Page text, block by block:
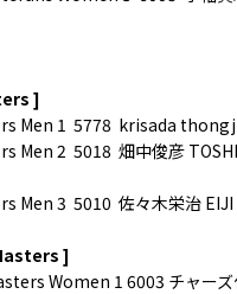
]
Men 1 5778 krisada
Men2 5018 畑中俊彦
Men3 5010 佐々木栄治 EIJI
]
Women 1 6003 チャー